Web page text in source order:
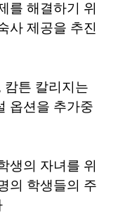
를 해결하기 위
사 제공을 추진
캄튼 칼리지는
옵션을 추가중
생의 자녀를 위
의 학생들의 주